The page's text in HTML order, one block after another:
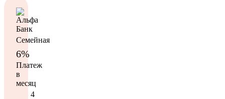
Семейная
6%
Платеж
в
месяц
4